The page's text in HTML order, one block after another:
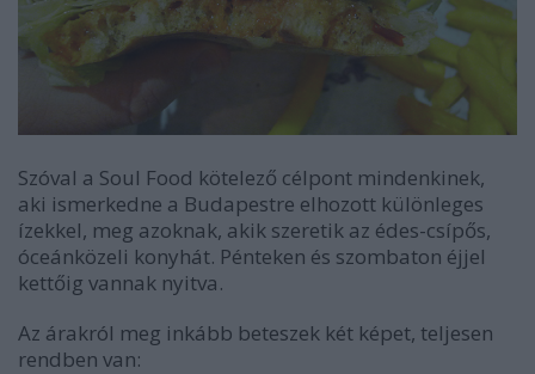
Szóval a Soul Food kötelező célpont mindenkinek,
aki ismerkedne a Budapestre elhozott különleges
ízekkel, meg azoknak, akik szeretik az édes-csípős,
óceánközeli konyhát. Pénteken és szombaton éjjel
kettőig vannak nyitva.
Az árakról meg inkább beteszek két képet, teljesen
rendben van: